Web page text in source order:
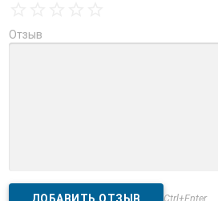
Отзыв
Ctrl+Enter